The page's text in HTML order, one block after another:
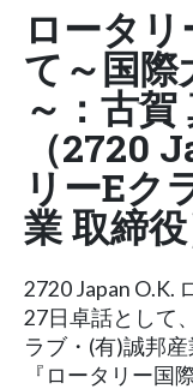
ロータ
て～国際
～：古賀
（2720
リーEク
業 取締役
2720 Japan O.K.
27日卓話として
ラブ・(有)誠邦産
『ロータリー国